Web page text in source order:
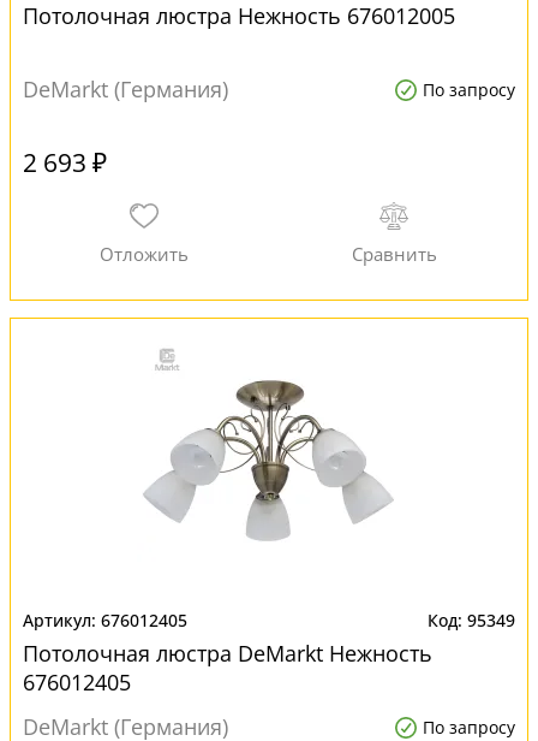
Потолочная люстра Нежность 676012005
DeMarkt (Германия) По запросу
2 693 ₽
676012405 95349
Потолочная люстра DeMarkt Нежность
676012405
DeMarkt (Германия)
По запросу